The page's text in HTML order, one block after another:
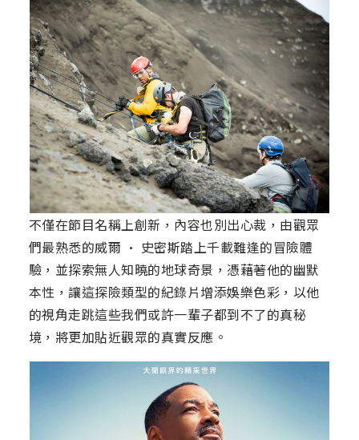
不僅在節目名稱上創新，內容也別出心裁，由觀眾
們最熟悉的威爾 · 史密斯踏上千載難逢的冒險體
驗，並探索無人知曉的地球奇景，憑藉著他的幽默
本性，讓這探險類型的紀錄片增添娛樂色彩，以他
的視角走跳這些我們或許一輩子都到不了的真秘
境，將更加貼近觀眾的真實反應。